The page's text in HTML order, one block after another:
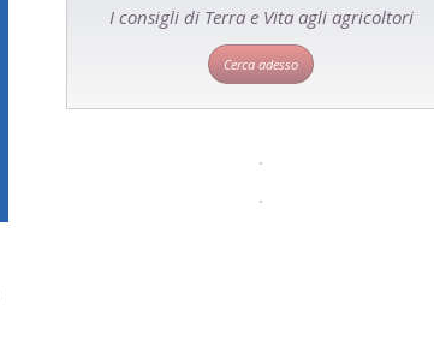
I consigli di Terra e Vita agli agricoltori
Cerca adesso